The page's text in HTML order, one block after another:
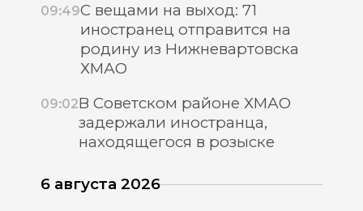
09:49С вещами на выход: 71
иностранец отправится на
родину из Нижневартовска
ХМАО
09:02В Советском районе ХМАО
задержали иностранца,
находящегося в розыске
6 августа 2026